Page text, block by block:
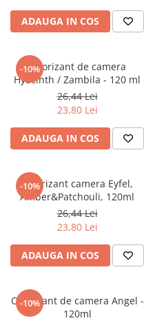
Manuale - Carte Scolara
Clasa a II-a
Clasa a IV-a
Clasa a V-a
Clasa a VI-a
Clasa a VIII-a
Clasa pregatitoare
Limbi Straine
Povesti ilustrate
Povesti - Basme - Legende
Realitatea Augmentata
Religie pentru copii
ScienceConnection
ADAUGA IN COS
-10%
Odorizant de camera
Hyacinth / Zambila - 120 ml
26,44 Lei
23,80 Lei
ADAUGA IN COS
-10%
Odorizant camera Eyfel,
Amber&Patchouli, 120ml
26,44 Lei
23,80 Lei
ADAUGA IN COS
-10%
Odorizant de camera Angel -
120ml